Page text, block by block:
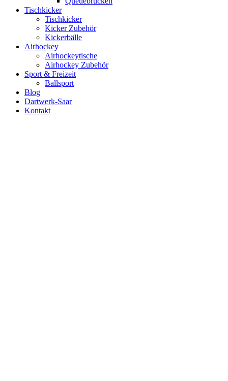
Tischkicker
Tischkicker
Kicker Zubehör
Kickerbälle
Airhockey
Airhockeytische
Airhockey Zubehör
Sport & Freizeit
Ballsport
Blog
Dartwerk-Saar
Kontakt